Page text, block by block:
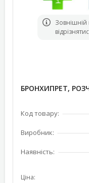
БРОНХИПРЕТ,
Код товару:
Виробник:
Наявність:
Ціна: